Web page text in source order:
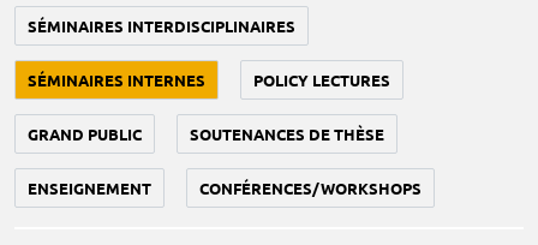
SÉMINAIRES INTERDISCIPLINAIRES
SÉMINAIRES INTERNES POLICY LECTURES
GRAND PUBLIC SOUTENANCES DE THÈSE
ENSEIGNEMENT CONFÉRENCES/WORKSHOPS